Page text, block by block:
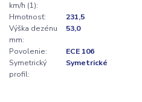
km/h (1):
Hmotnosť:
231,5
Výška dezénu
mm:
53,0
Povolenie:
ECE 106
Symetrický
profil:
Symetrické